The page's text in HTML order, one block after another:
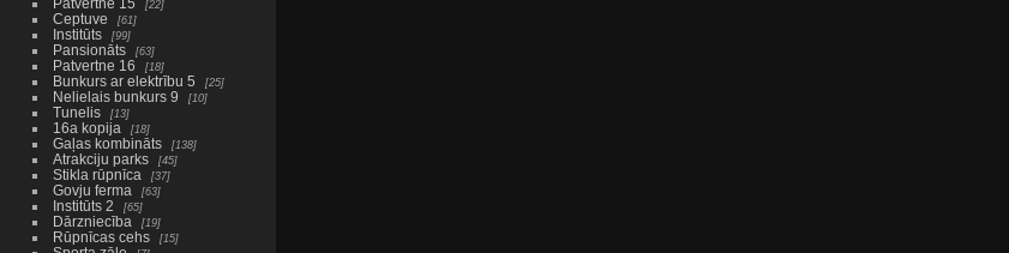
Patvertne 15 22
Ceptuve 61
Institūts 99
Pansionāts 63
Patvertne 16 18
Bunkurs ar elektrību 5 25
Nelielais bunkurs 9 10
Tunelis 13
16a kopija 18
Gaļas kombināts 138
Atrakciju parks 45
Stikla rūpnīca 37
Govju ferma 63
Institūts 2 65
Dārzniecība 19
Rūpnīcas cehs 15